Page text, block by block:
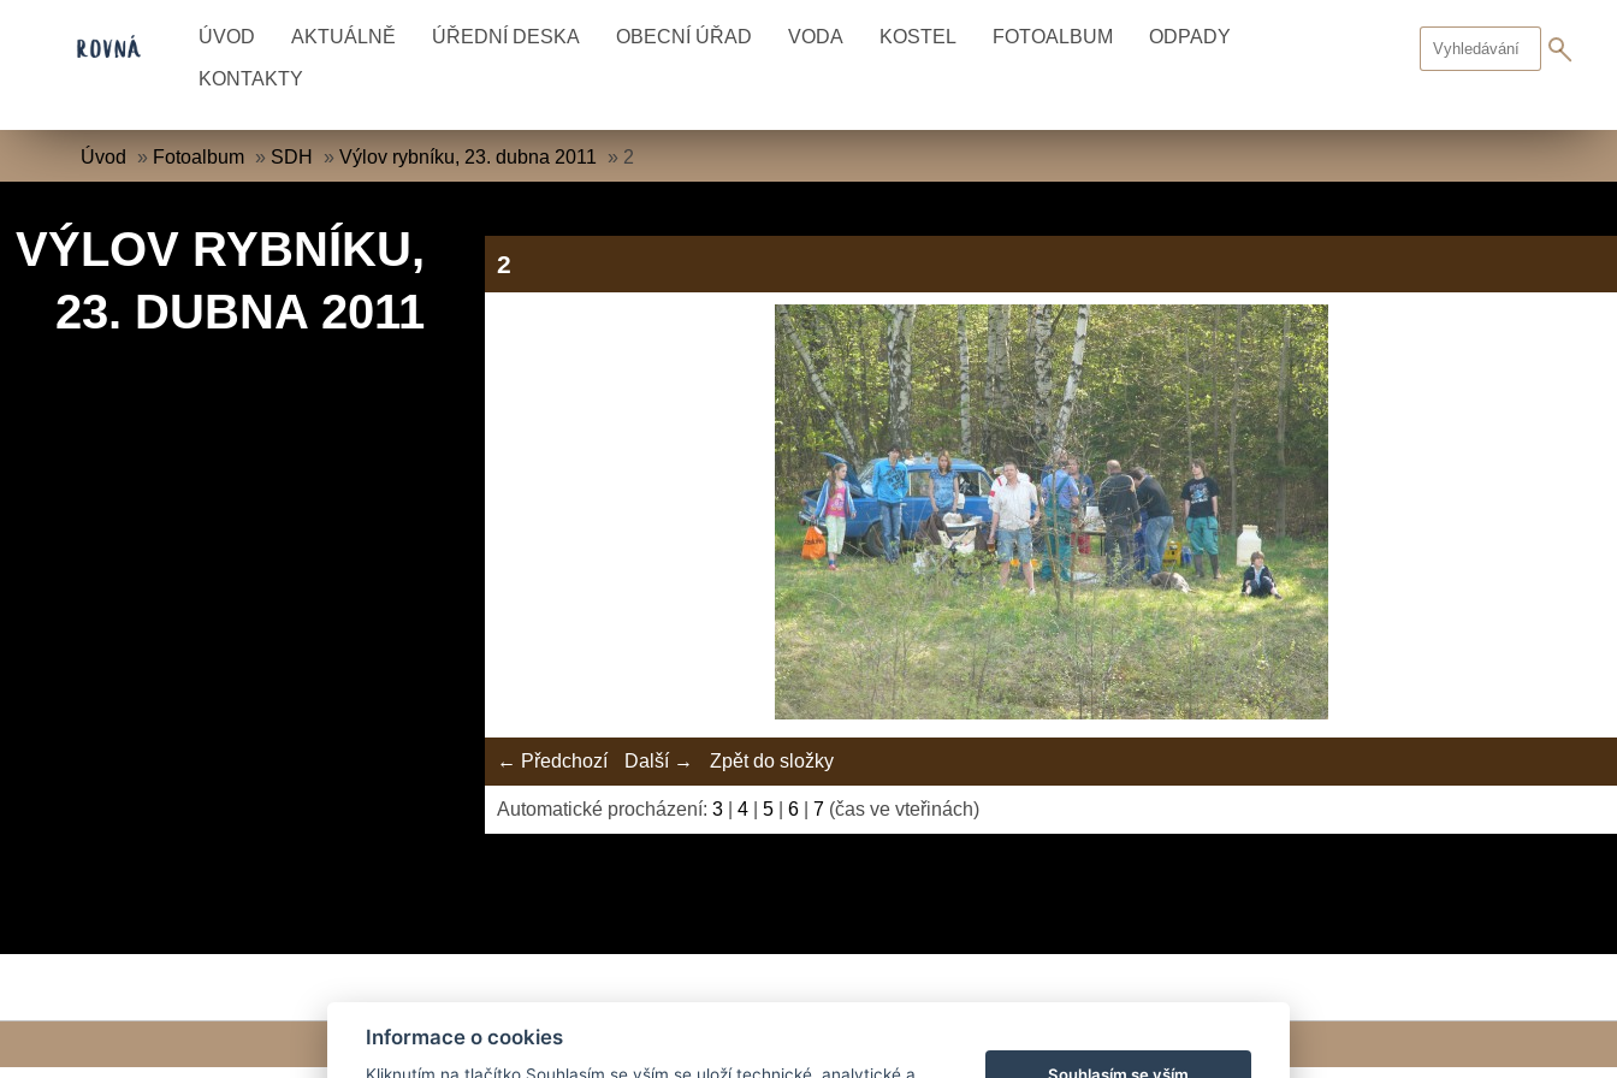
ÚVOD AKTUÁLNĚ ÚŘEDNÍ DESKA OBECNÍ ÚŘAD VODA KOSTEL FOTOALBUM ODPADY
KONTAKTY
Úvod » Fotoalbum » SDH »Výlov rybníku, 23. dubna 2011 » 2
VÝLOV RYBNÍKU,
23. DUBNA 2011
2
← Předchozí Další → Zpět do složky
Automatické procházení:3 |4 |5 |6 |7 (čas ve vteřinách)
Informace o cookies